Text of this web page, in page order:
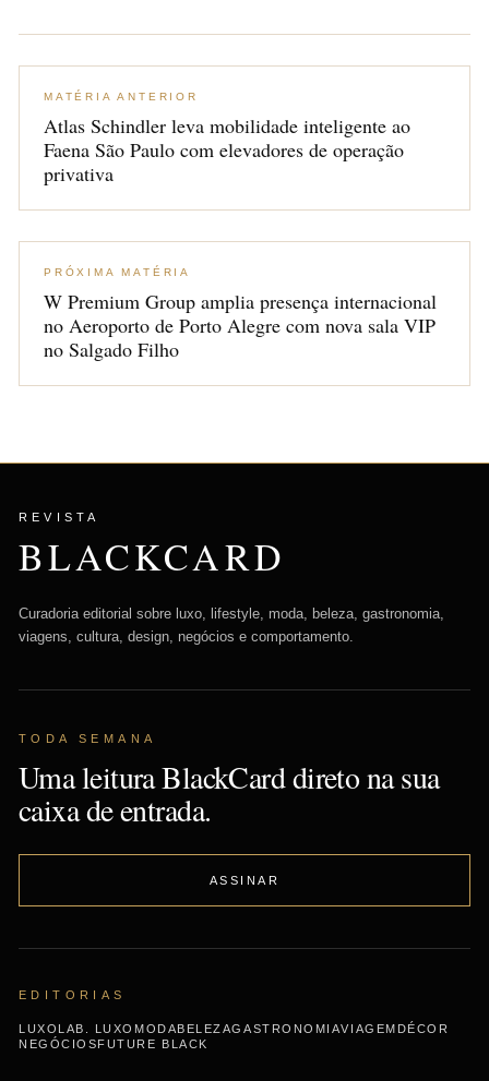
MATÉRIA ANTERIOR
Atlas Schindler leva mobilidade inteligente ao
Faena São Paulo com elevadores de operação
privativa
PRÓXIMA MATÉRIA
W Premium Group amplia presença internacional
no Aeroporto de Porto Alegre com nova sala VIP
no Salgado Filho
REVISTA
BLACKCARD
Curadoria editorial sobre luxo, lifestyle, moda, beleza, gastronomia,
viagens, cultura, design, negócios e comportamento.
TODA SEMANA
Uma leitura BlackCard direto na sua
caixa de entrada.
ASSINAR
EDITORIAS
LUXO LAB. LUXO MODABELEZAGASTRONOMIAVIAGEM DÉCOR
NEGÓCIOSFUTURE BLACK